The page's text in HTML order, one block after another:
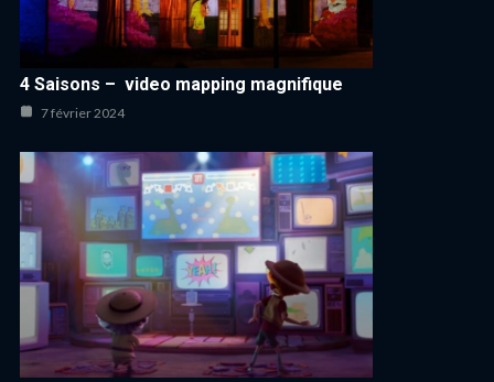
4 Saisons – video mapping magnifique
7 février 2024